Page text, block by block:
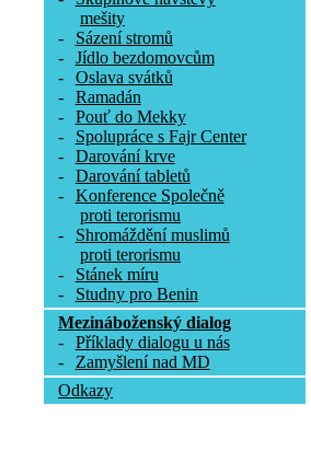
mešity
-
Sázení stromů
-
Jídlo bezdomovcům
-
Oslava svátků
-
Ramadán
-
Pouť do Mekky
-
Spolupráce s Fajr Center
-
Darování krve
-
Darování tabletů
-
Konference Společně
proti terorismu
-
Shromáždění muslimů
proti terorismu
-
Stánek míru
-
Studny pro Benin
Mezináboženský dialog
-
Příklady dialogu u nás
-
Zamyšlení nad MD
Odkazy